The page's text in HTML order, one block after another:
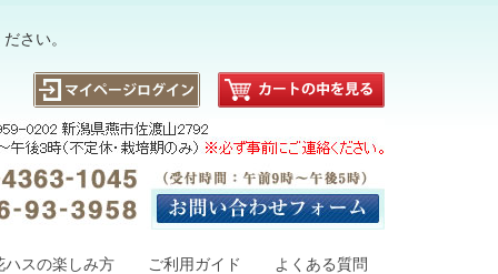
さい。
ハスの楽しみ方 ご利用ガイド よくある質問